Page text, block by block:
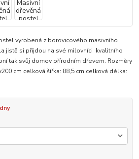
vyrobená z borovicového masivního
jistě si přijdou na své milovníci kvalitního
tak svůj domov přírodním dřevem. Rozměry
cm celková šířka: 88,5 cm celková délka: